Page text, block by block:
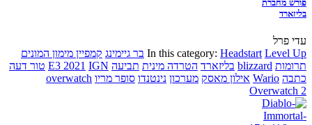
פורש מחברת
בליזארד
עדי פרל
In this category: Headstart Level Up בר גיימינג קמפיין מימון המונים
תרומות blizzard בליזארד הטרדה מינית תביעה E3 2021 IGN
טור דעה
כתבה Wario אילון מאסק מערכון נינטנדו סופר מריו overwatch
Overwatch 2